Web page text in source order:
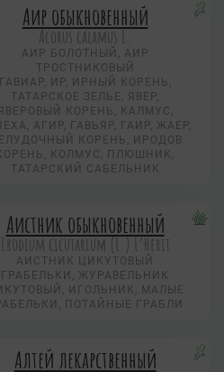
Аир обыкновенный
Acorus calamus L.
АИР БОЛОТНЫЙ, АИР
ТРОСТНИКОВЫЙ
ГАВИАР, ИР, ИРНЫЙ КОРЕНЬ,
ТАТАРСКОЕ ЗЕЛЬЕ, ЯВЕР,
КОРЕНЬ, КАЛМУС,
АГИР, ГАВЬЯР, ГАИР, ЖАЕР,
КОРЕНЬ, ИРОДОВ
КОЛМУС, ПЛЮШНИК,
ТАТАРСКИЙ САБЕЛЬНИК
Аистник обыкновенный
Erodium cicutarium (L.) L’Herit
АИСТНИК ЦИКУТОВЫЙ
ГРАБЕЛЬКИ, ЖУРАВЕЛЬНИК
ИГОЛЬНИК, МАЛЫЕ
ПОТАЙНЫЕ ГРАБЛИ
Алтей лекарственный